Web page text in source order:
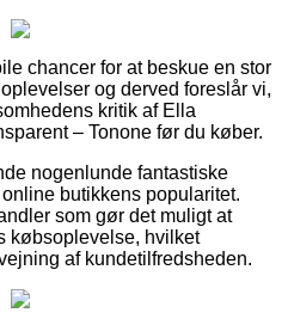
chancer for at beskue en stor
og derved foreslår vi,
kritik af Ella
– Tonone før du køber.
nogenlunde fantastiske
butikkens popularitet.
som gør det muligt at
købsoplevelse, hvilket
af kundetilfredsheden.